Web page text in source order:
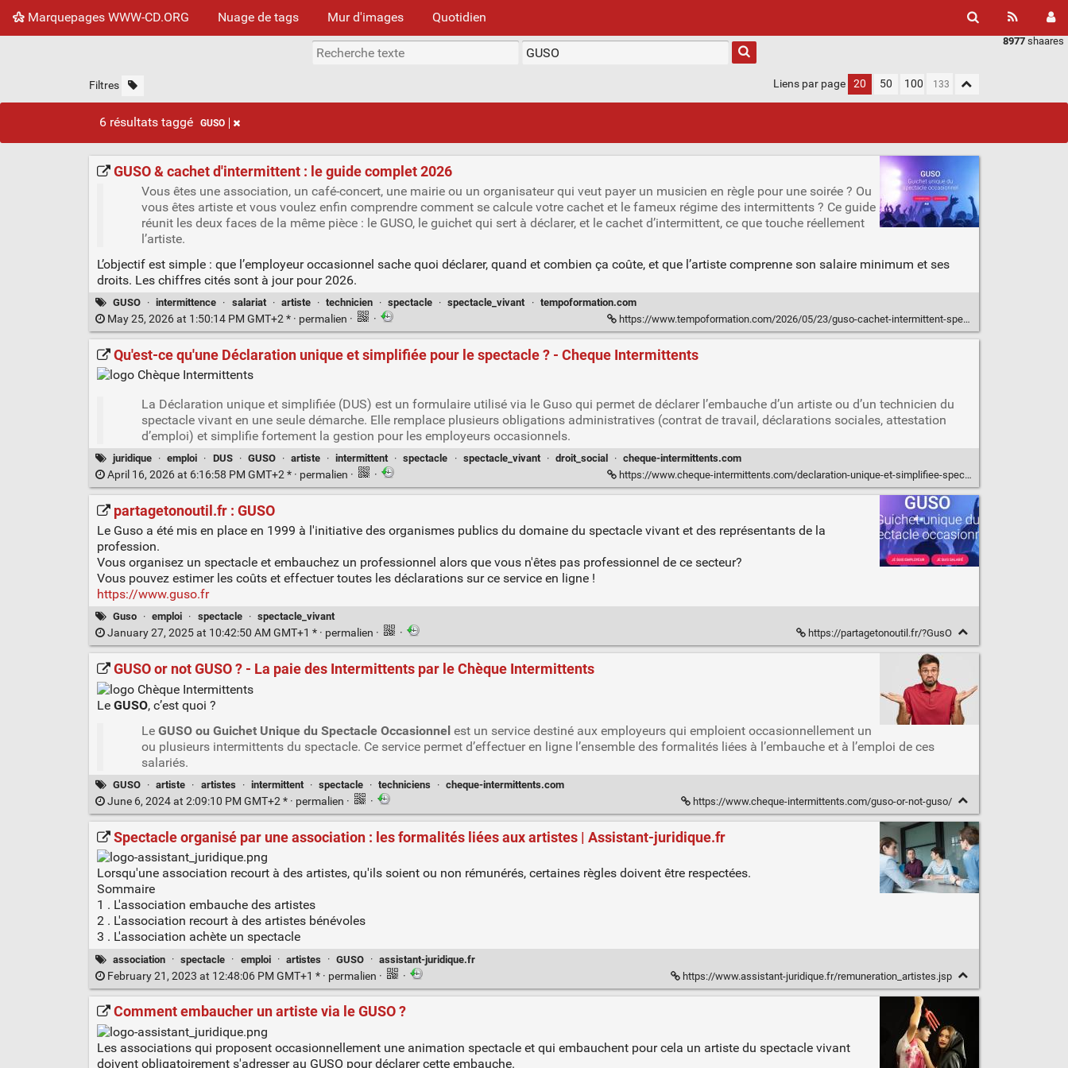
Marquepages WWW-CD.ORG Nuage de tags Mur d'images Quotidien
8977 shaares
Filtres Liens par page 20 50 100
6 résultats taggé GUSO
GUSO & cachet d'intermittent : le guide complet 2026
Vous êtes une association, un café-concert, une mairie ou un organisateur qui veut payer un musicien en règle pour une soirée ? Ou
vous êtes artiste et vous voulez enfin comprendre comment se calcule votre cachet et le fameux régime des intermittents ? Ce guide
réunit les deux faces de la même pièce : le GUSO, le guichet qui sert à déclarer, et le cachet d’intermittent, ce que touche réellement
l’artiste.
L’objectif est simple : que l’employeur occasionnel sache quoi déclarer, quand et combien ça coûte, et que l’artiste comprenne son salaire minimum et ses
droits. Les chiffres cités sont à jour pour 2026.
GUSO · intermittence · salariat · artiste · technicien · spectacle · spectacle_vivant · tempoformation.com
May 25, 2026 at 1:50:14 PM GMT+2 * · permalien · · https://www.tempoformation.com/2026/05/23/guso-cachet-intermittent-spectacle-guide-2026/
Qu'est-ce qu'une Déclaration unique et simplifiée pour le spectacle ? - Cheque Intermittents
La Déclaration unique et simplifiée (DUS) est un formulaire utilisé via le Guso qui permet de déclarer l’embauche d’un artiste ou d’un technicien du
spectacle vivant en une seule démarche. Elle remplace plusieurs obligations administratives (contrat de travail, déclarations sociales, attestation
d’emploi) et simplifie fortement la gestion pour les employeurs occasionnels.
juridique · emploi · DUS · GUSO · artiste · intermittent · spectacle · spectacle_vivant · droit_social · cheque-intermittents.com
April 16, 2026 at 6:16:58 PM GMT+2 * · permalien · · https://www.cheque-intermittents.com/declaration-unique-et-simplifiee-spectacle-definition-delai-et-fonctionnement/
partagetonoutil.fr : GUSO
Le Guso a été mis en place en 1999 à l'initiative des organismes publics du domaine du spectacle vivant et des représentants de la
profession.
Vous organisez un spectacle et embauchez un professionnel alors que vous n'êtes pas professionnel de ce secteur?
Vous pouvez estimer les coûts et effectuer toutes les déclarations sur ce service en ligne !
https://www.guso.fr
Guso · emploi · spectacle · spectacle_vivant
January 27, 2025 at 10:42:50 AM GMT+1 * · permalien · · https://partagetonoutil.fr/?GusO
GUSO or not GUSO ? - La paie des Intermittents par le Chèque Intermittents
Le GUSO, c’est quoi ?
Le GUSO ou Guichet Unique du Spectacle Occasionnelest un service destiné aux employeurs qui emploient occasionnellement un
ou plusieurs intermittents du spectacle. Ce service permet d’effectuer en ligne l’ensemble des formalités liées à l’embauche et à l’emploi de ces
salariés.
GUSO · artiste · artistes · intermittent · spectacle · techniciens · cheque-intermittents.com
June 6, 2024 at 2:09:10 PM GMT+2 * · permalien · · https://www.cheque-intermittents.com/guso-or-not-guso/
Spectacle organisé par une association : les formalités liées aux artistes | Assistant-juridique.fr
Lorsqu'une association recourt à des artistes, qu'ils soient ou non rémunérés, certaines règles doivent être respectées.
Sommaire
1 . L'association embauche des artistes
2 . L'association recourt à des artistes bénévoles
3 . L'association achète un spectacle
association · spectacle · emploi · artistes · GUSO · assistant-juridique.fr
February 21, 2023 at 12:48:06 PM GMT+1 * · permalien · · https://www.assistant-juridique.fr/remuneration_artistes.jsp
Comment embaucher un artiste via le GUSO ?
Les associations qui proposent occasionnellement une animation spectacle et qui embauchent pour cela un artiste du spectacle vivant
doivent obligatoirement s'adresser au GUSO pour déclarer cette embauche.